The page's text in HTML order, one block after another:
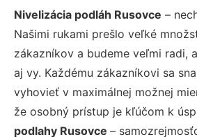
Nivelizácia podláh Rusovce –
Našimi rukami prešlo veľké
zákazníkov a budeme veľmi radi,
aj vy. Každému zákazníkovi sa
vyhovieť v maximálnej možnej
že osobný prístup je kľúčom k
podlahy Rusovce –